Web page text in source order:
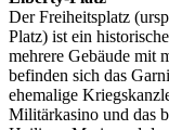
Der Freiheitsplatz
Platz) ist ein
mehrere Gebäude mit
befinden sich das
ehemalige
Militärkasino und das